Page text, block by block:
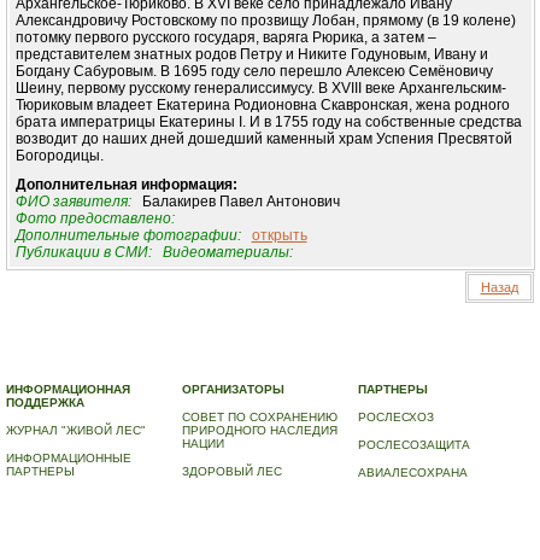
Архангельское-Тюриково. В XVI веке село принадлежало Ивану
Александровичу Ростовскому по прозвищу Лобан, прямому (в 19 колене)
потомку первого русского государя, варяга Рюрика, а затем –
представителем знатных родов Петру и Никите Годуновым, Ивану и
Богдану Сабуровым. В 1695 году село перешло Алексею Семёновичу
Шеину, первому русскому генералиссимусу. В XVIII веке Архангельским-
Тюриковым владеет Екатерина Родионовна Скавронская, жена родного
брата императрицы Екатерины I. И в 1755 году на собственные средства
возводит до наших дней дошедший каменный храм Успения Пресвятой
Богородицы.
Дополнительная информация:
ФИО заявителя:Балакирев Павел Антонович
Фото предоставлено:
Дополнительные фотографии:
открыть
Публикации в СМИ:
Видеоматериалы:
Назад
ИНФОРМАЦИОННАЯ
ПОДДЕРЖКА
ЖУРНАЛ "ЖИВОЙ ЛЕС"
ИНФОРМАЦИОННЫЕ
ПАРТНЕРЫ
ОРГАНИЗАТОРЫ
СОВЕТ ПО СОХРАНЕНИЮ
ПРИРОДНОГО НАСЛЕДИЯ
НАЦИИ
ЗДОРОВЫЙ ЛЕС
ПАРТНЕРЫ
РОСЛЕСХОЗ
РОСЛЕСОЗАЩИТА
АВИАЛЕСОХРАНА